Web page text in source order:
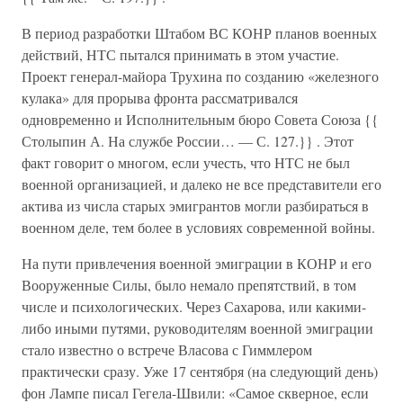
В период разработки Штабом ВС КОНР планов военных
действий, НТС пытался принимать в этом участие.
Проект генерал-майора Трухина по созданию «железного
кулака» для прорыва фронта рассматривался
одновременно и Исполнительным бюро Совета Союза {{
Столыпин А. На службе России… — С. 127.}} . Этот
факт говорит о многом, если учесть, что НТС не был
военной организацией, и далеко не все представители его
актива из числа старых эмигрантов могли разбираться в
военном деле, тем более в условиях современной войны.
На пути привлечения военной эмиграции в КОНР и его
Вооруженные Силы, было немало препятствий, в том
числе и психологических. Через Сахарова, или какими-
либо иными путями, руководителям военной эмиграции
стало известно о встрече Власова с Гиммлером
практически сразу. Уже 17 сентября (на следующий день)
фон Лампе писал Гегела-Швили: «Самое скверное, если